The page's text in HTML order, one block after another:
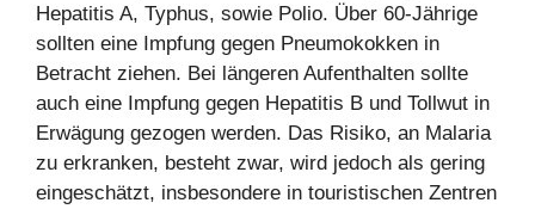
Hepatitis A, Typhus, sowie Polio. Über 60-Jährige
sollten eine Impfung gegen Pneumokokken in
Betracht ziehen. Bei längeren Aufenthalten sollte
auch eine Impfung gegen Hepatitis B und Tollwut in
Erwägung gezogen werden. Das Risiko, an Malaria
zu erkranken, besteht zwar, wird jedoch als gering
eingeschätzt, insbesondere in touristischen Zentren